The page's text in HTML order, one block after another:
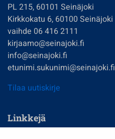
PL 215, 60101 Seinäjoki
Kirkkokatu 6, 60100 Seinäjoki
vaihde 06 416 2111
kirjaamo@seinajoki.fi
info@seinajoki.fi
etunimi.sukunimi@seinajoki.fi
Tilaa uutiskirje
Linkkejä